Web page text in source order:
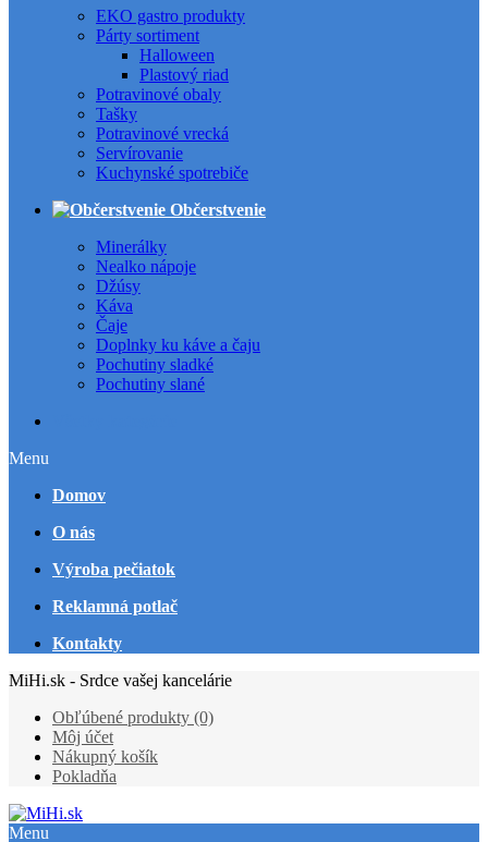
EKO gastro produkty
Párty sortiment
Halloween
Plastový riad
Potravinové obaly
Tašky
Potravinové vrecká
Servírovanie
Kuchynské spotrebiče
Občerstvenie
Minerálky
Nealko nápoje
Džúsy
Káva
Čaje
Doplnky ku káve a čaju
Pochutiny sladké
Pochutiny slané
Menu
Domov
O nás
Výroba pečiatok
Reklamná potlač
Kontakty
MiHi.sk - Srdce vašej kancelárie
Obľúbené produkty (0)
Môj účet
Nákupný košík
Pokladňa
Menu